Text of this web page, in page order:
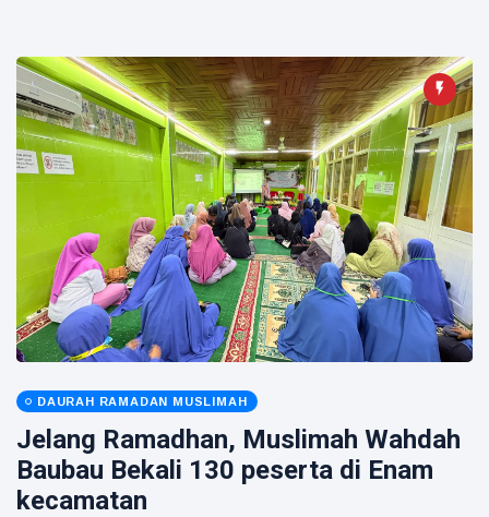
DAURAH RAMADAN MUSLIMAH
Jelang Ramadhan, Muslimah Wahdah
Baubau Bekali 130 peserta di Enam
kecamatan